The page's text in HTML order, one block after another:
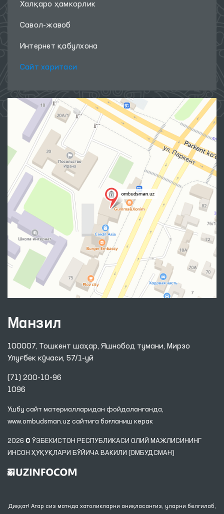
Халқаро ҳамкорлик
Савол-жавоб
Интернет қабулхона
Сайт харитаси
Манзил
100007, Тошкент шаҳар, Яшнобод тумани, Мирзо
Улуғбек кўчаси, 57/1-уй
(71) 200-10-96
1096
Ушбу сайт материалларидан фойдаланганда,
www.ombudsman.uz сайтига боғланиш керак
2026 © ЎЗБЕКИСТОН РЕСПУБЛИКАСИ ОЛИЙ МАЖЛИСИНИНГ
ИНСОН ҲУҚУҚЛАРИ БЎЙИЧА ВАКИЛИ (ОМБУДСМАН)
Диққат! Агар сиз матнда хатоликларни аниқласангиз, уларни белгилаб,